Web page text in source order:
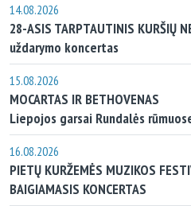
14.08.2026
28-ASIS TARPTAUTINIS KURŠIŲ
uždarymo koncertas
15.08.2026
MOCARTAS IR BETHOVENAS
Liepojos garsai Rundalės
16.08.2026
PIETŲ KURŽEMĖS MUZIKOS
BAIGIAMASIS KONCERTAS